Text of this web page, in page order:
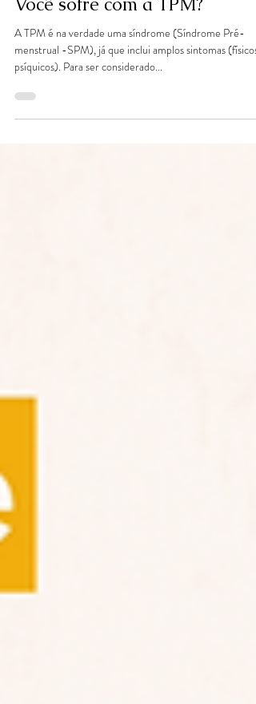
Paula Macieira
Você sofre com a TPM?
menstrual -SPM), já que inclui amplos sintomas (físicos
psíquicos). Para ser considerado...